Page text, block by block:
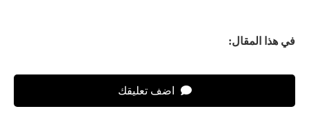
في هذا المقال:
اضف تعليقك